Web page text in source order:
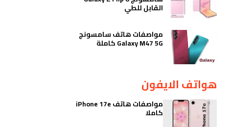
القابل للطي
مواصفات هاتف سامسونج
Galaxy M47 5G كاملة
هواتف الايفون
مواصفات هاتف iPhone 17e
كاملا